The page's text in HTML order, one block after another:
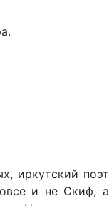
иркутский поэт
и не Скиф, а